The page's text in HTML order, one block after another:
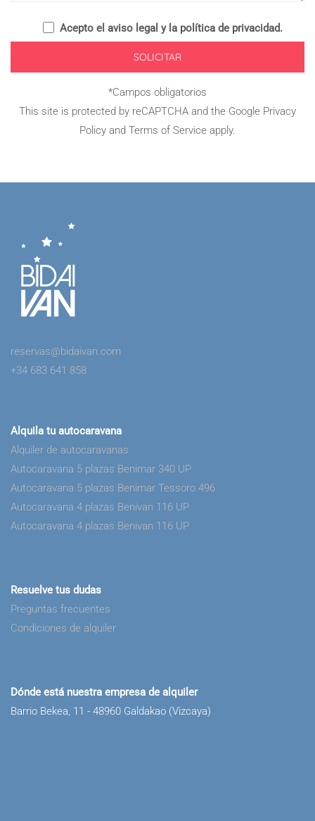
Acepto el aviso legal y la política de privacidad.
*Campos obligatorios
This site is protected by reCAPTCHA and the Google Privacy
Policy and Terms of Service apply.
reservas@bidaivan.com
+34 683 641 858
Alquila tu autocaravana
Alquiler de autocaravanas
Autocaravana 5 plazas Benimar 340 UP
Autocaravana 5 plazas Benimar Tessoro 496
Autocaravana 4 plazas Benivan 116 UP
Autocaravana 4 plazas Benivan 116 UP
Resuelve tus dudas
Preguntas frecuentes
Condiciones de alquiler
Dónde está nuestra empresa de alquiler
Barrio Bekea, 11 - 48960 Galdakao (Vizcaya)